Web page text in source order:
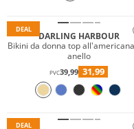
DEAL
DARLING HARBOUR
Bikini da donna top
anello
PVC39,99 31,99
DEAL
Prezzo & Valore
Sostenibile